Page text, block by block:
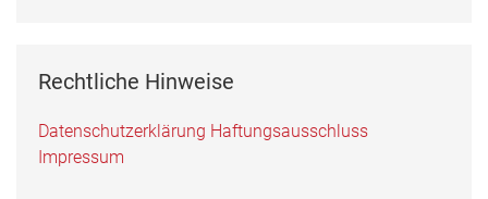
Rechtliche Hinweise
Datenschutzerklärung Haftungsausschluss
Impressum